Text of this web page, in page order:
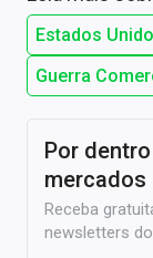
Estados
Guerra
Por
mercados
Receba
newsletters